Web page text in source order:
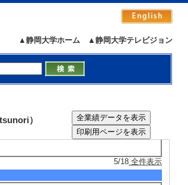
▲静岡大学テレビジョン
▲静岡大学ホーム
）
ザイン思考に基づいたワークショップ
市」へ出展を実践した。
地域のリサーチ、交流イベント等を企
5/18 全件表示